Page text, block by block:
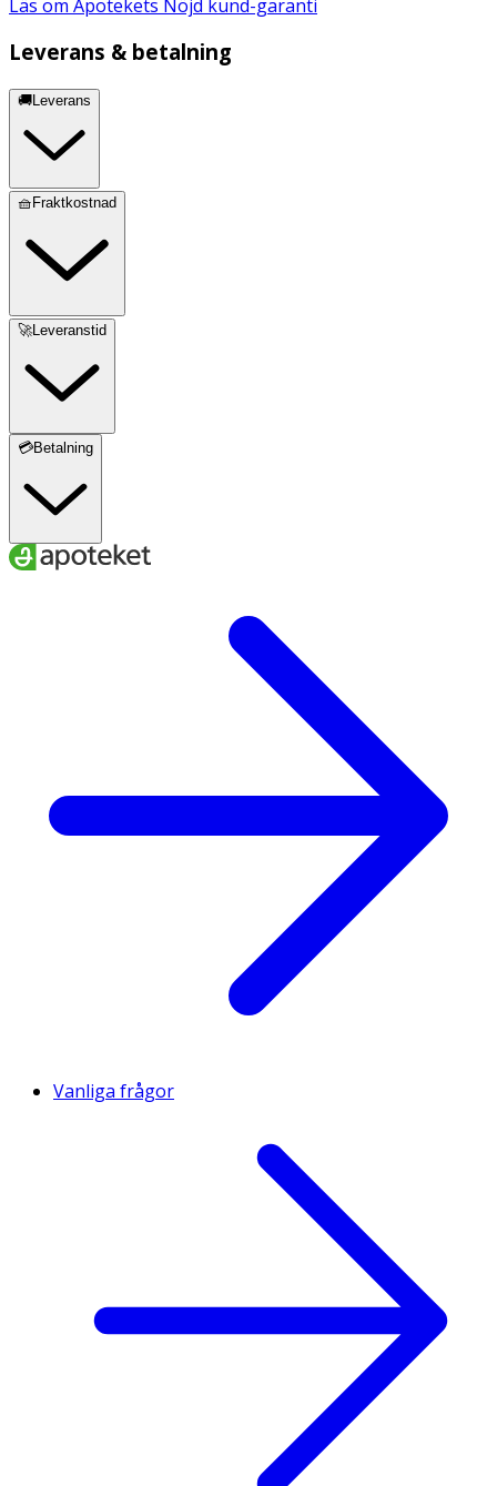
Läs om Apotekets Nöjd kund-garanti
Leverans & betalning
🚚Leverans
🧺Fraktkostnad
🚀Leveranstid
💳Betalning
Vanliga frågor